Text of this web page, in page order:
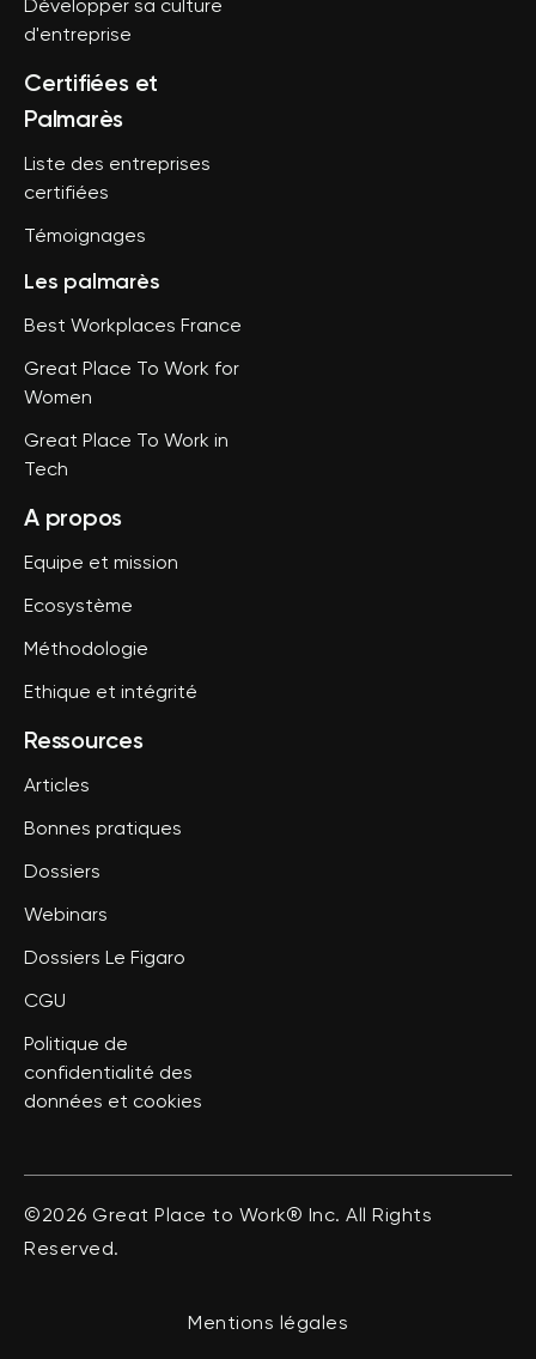
Développer sa culture
d'entreprise
Certifiées et
Palmarès
Liste des entreprises
certifiées
Témoignages
Les palmarès
Best Workplaces France
Great Place To Work for
Women
Great Place To Work in
Tech
A propos
Equipe et mission
Ecosystème
Méthodologie
Ethique et intégrité
Ressources
Articles
Bonnes pratiques
Dossiers
Webinars
Dossiers Le Figaro
CGU
Politique de
confidentialité des
données et cookies
©2026 Great Place to Work® Inc. All Rights
Reserved.
Mentions légales